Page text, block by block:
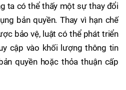
ta có thể thấy một sự thay đổi
bản quyền. Thay vì hạn chế
bảo vệ, luật có thể phát triển
cập vào khối lượng thông tin
quyền hoặc thỏa thuận cấp